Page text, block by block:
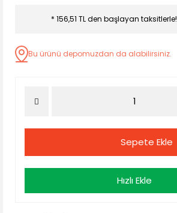
* 156,51 TL den başlayan taksitlerle!
Bu ürünü depomuzdan da alabilirsiniz.
Sepete Ekle
Hızlı Ekle